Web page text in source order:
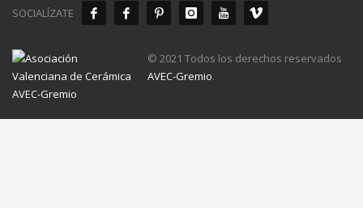
SOCIALÍZATE
© 2021 Todos los derechos reservados
AVEC-Gremio.